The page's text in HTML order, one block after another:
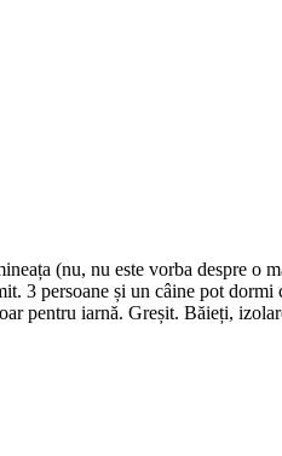
(nu, nu este vorba despre o
3 persoane și un câine pot
pentru iarnă. Greșit. Băieți,